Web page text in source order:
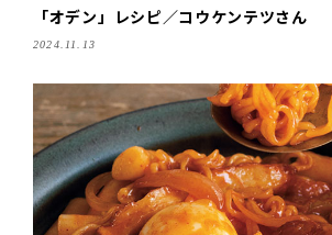
「オデン」レシピ／コウケンテツさん
2024.11.13